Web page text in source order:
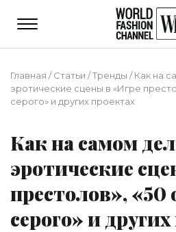
Главная /Статьи /Тренды /Как на
эротические сцены в «Игре
серого» и других проектах
Как на самом
эротические
престолов», «50
серого» и